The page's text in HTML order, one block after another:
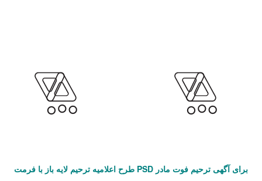
طرح اعلامیه ترحیم لایه باز با فرمت PSD برای آگهی ترحیم فوت مادر